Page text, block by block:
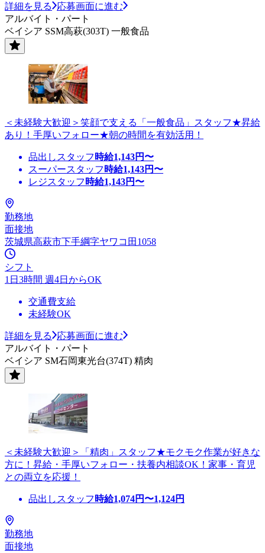
詳細を見る
応募画面に進む
アルバイト・パート
ベイシア SSM高萩(303T) 一般食品
＜未経験大歓迎＞笑顔で支える「一般食品」スタッフ★昇給
あり！手厚いフォロー★朝の時間を有効活用！
品出しスタッフ 時給1,143円〜
スーパースタッフ 時給1,143円〜
レジスタッフ 時給1,143円〜
勤務地
面接地
茨城県高萩市下手綱字ヤワコ田1058
シフト
1日3時間 週4日からOK
交通費支給
未経験OK
詳細を見る
応募画面に進む
アルバイト・パート
ベイシア SM石岡東光台(374T) 精肉
＜未経験大歓迎＞「精肉」スタッフ★モクモク作業が好きな
方に！昇給・手厚いフォロー・扶養内相談OK！家事・育児
との両立を応援！
品出しスタッフ 時給1,074円〜1,124円
勤務地
面接地